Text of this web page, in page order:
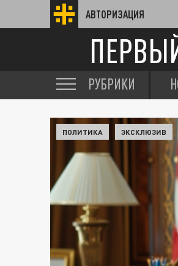
АВТОРИЗАЦИЯ
РУБРИКИ
ПОЛИТИКА ЭКСКЛЮЗИВ